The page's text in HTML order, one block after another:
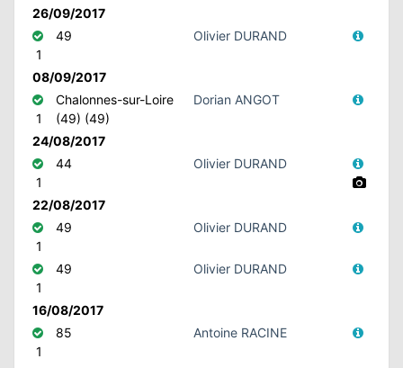
26/09/2017
1
49 Olivier DURAND
08/09/2017
1
Chalonnes-sur-Loire
(49) (49)
Dorian ANGOT
24/08/2017
1
44 Olivier DURAND
22/08/2017
1
49 Olivier DURAND
1
49 Olivier DURAND
16/08/2017
1
85 Antoine RACINE